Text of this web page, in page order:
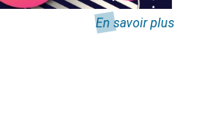
En savoir plus